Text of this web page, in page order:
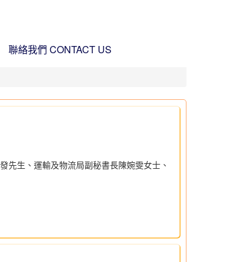
聯絡我們 CONTACT US
先生、運輸及物流局副秘書長陳婉雯女士、